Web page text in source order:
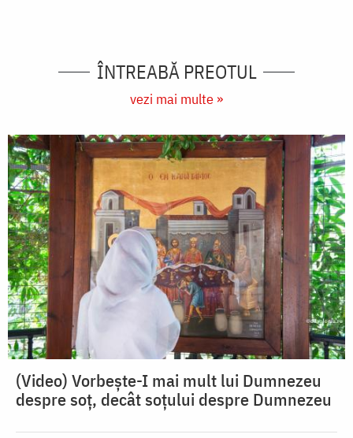
ÎNTREABĂ PREOTUL
vezi mai multe »
(Video) Vorbește-I mai mult lui Dumnezeu
despre soț, decât soțului despre Dumnezeu